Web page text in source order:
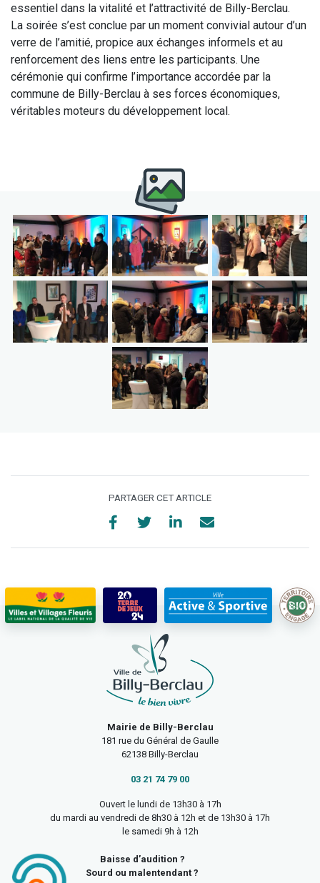
essentiel dans la vitalité et l’attractivité de Billy-Berclau.
La soirée s’est conclue par un moment convivial autour d’un
verre de l’amitié, propice aux échanges informels et au
renforcement des liens entre les participants. Une
cérémonie qui confirme l’importance accordée par la
commune de Billy-Berclau à ses forces économiques,
véritables moteurs du développement local.
PARTAGER CET ARTICLE
Mairie de Billy-Berclau
181 rue du Général de Gaulle
62138 Billy-Berclau
03 21 74 79 00
Ouvert le lundi de 13h30 à 17h
du mardi au vendredi de 8h30 à 12h et de 13h30 à 17h
le samedi 9h à 12h
Baisse d’audition ?
Sourd ou malentendant ?